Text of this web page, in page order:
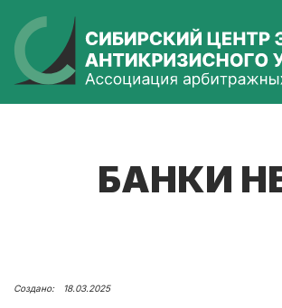
БАНКИ
18.03.2025